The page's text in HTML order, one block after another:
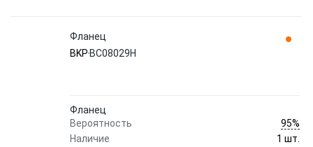
Фланец
BKP BC08029H
Фланец
Вероятность
95%
Наличие
1 шт.